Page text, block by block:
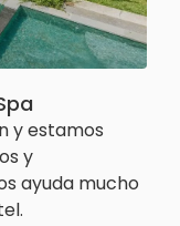
y estamos
y
ayuda mucho